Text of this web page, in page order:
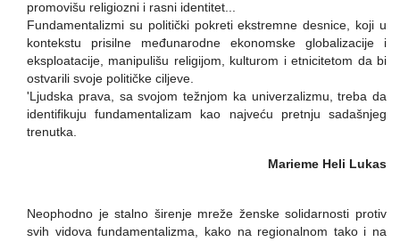
promovišu religiozni i rasni identitet...
Fundamentalizmi su politički pokreti ekstremne desnice, koji u
kontekstu prisilne međunarodne ekonomske globalizacije i
eksploatacije, manipulišu religijom, kulturom i etnicitetom da bi
ostvarili svoje političke ciljeve.
'Ljudska prava, sa svojom težnjom ka univerzalizmu, treba da
identifikuju fundamentalizam kao najveću pretnju sadašnjeg
trenutka.
Marieme Heli Lukas
Neophodno je stalno širenje mreže ženske solidarnosti protiv
svih vidova fundamentalizma, kako na regionalnom tako i na